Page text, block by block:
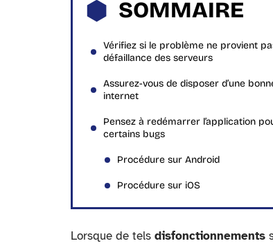
SOMMAIRE
Vérifiez si le problème ne provient
défaillance des serveurs
Assurez-vous de disposer d’une
internet
Pensez à redémarrer l’application
certains bugs
Procédure sur Android
Procédure sur iOS
Lorsque de tels disfonctionnements